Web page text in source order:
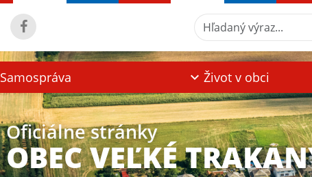
Hľadaný výraz...
Samospráva Život v obci
Oficiálne stránky
OBEC VEĽKÉ